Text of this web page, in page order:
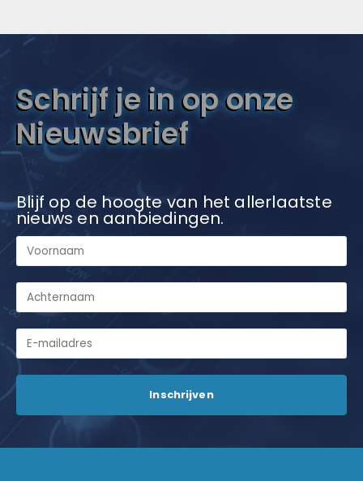
Schrijf je in op onze
Nieuwsbrief
Blijf op de hoogte van het allerlaatste
nieuws en aanbiedingen.